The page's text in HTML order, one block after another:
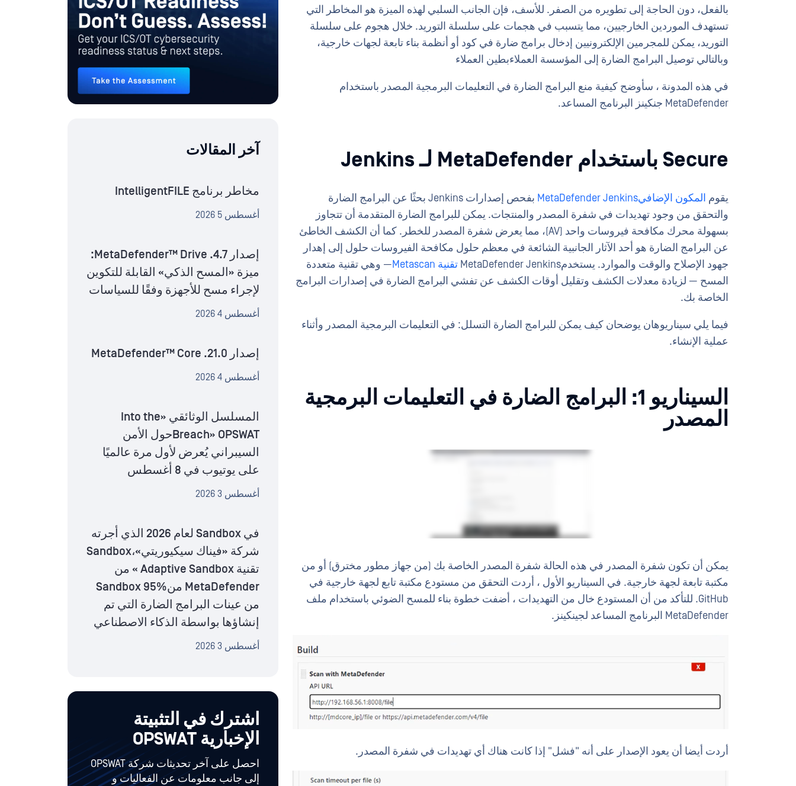
بالفعل، دون الحاجة إلى تطويره من الصفر. للأسف، فإن الجانب السلبي لهذه الميزة هو المخاطر التي
تستهدف الموردين الخارجيين، مما يتسبب في هجمات على سلسلة التوريد. خلال هجوم على سلسلة
التوريد، يمكن للمجرمين الإلكترونيين إدخال برامج ضارة في كود أو أنظمة بناء تابعة لجهات خارجية،
وبالتالي توصيل البرامج الضارة إلى المؤسسة العملاءبطين العملاء
في هذه المدونة ، سأوضح كيفية منع البرامج الضارة في التعليمات البرمجية المصدر باستخدام
MetaDefender جنكينز البرنامج المساعد.
Secure باستخدام MetaDefender لـ Jenkins
يقوم المكون الإضافيMetaDefender Jenkins
بفحص إصدارات Jenkins بحثًا عن البرامج الضارة
والتحقق من وجود تهديدات في شفرة المصدر والمنتجات. يمكن للبرامج الضارة المتقدمة أن تتجاوز
بسهولة محرك مكافحة فيروسات واحد (AV)، مما يعرض شفرة المصدر للخطر. كما أن الكشف الخاطئ
عن البرامج الضارة هو أحد الآثار الجانبية الشائعة في معظم حلول مكافحة الفيروسات حلول إلى إهدار
جهود الإصلاح والوقت والموارد. يستخدمMetaDefender Jenkins
تقنية Metascan
— وهي تقنية متعددة
المسح — لزيادة معدلات الكشف وتقليل أوقات الكشف عن تفشي البرامج الضارة في إصدارات البرامج
الخاصة بك.
فيما يلي سيناريوهان يوضحان كيف يمكن للبرامج الضارة التسلل: في التعليمات البرمجية المصدر وأثناء
عملية الإنشاء.
السيناريو 1: البرامج الضارة في التعليمات البرمجية
المصدر
يمكن أن تكون شفرة المصدر في هذه الحالة شفرة المصدر الخاصة بك (من جهاز مطور مخترق) أو من
مكتبة تابعة لجهة خارجية. في السيناريو الأول ، أردت التحقق من مستودع مكتبة تابع لجهة خارجية في
GitHub. للتأكد من أن المستودع خال من التهديدات ، أضفت خطوة بناء للمسح الضوئي باستخدام ملف
MetaDefender البرنامج المساعد لجينكينز.
أردت أيضا أن يعود الإصدار على أنه "فشل" إذا كانت هناك أي تهديدات في شفرة المصدر.
آخر المقالات
مخاطر برنامج IntelligentFILE
أغسطس 5 2026
إصدار MetaDefender™ Drive .4.7:
ميزة «المسح الذكي» القابلة للتكوين
لإجراء مسح للأجهزة وفقًا للسياسات
أغسطس 4 2026
إصدار MetaDefender™ Core .21.0
أغسطس 4 2026
المسلسل الوثائقي «Into the
Breach» OPSWATحول الأمن
السيبراني يُعرض لأول مرة عالميًا
على يوتيوب في 8 أغسطس
أغسطس 3 2026
في Sandbox لعام 2026 الذي أجرته
شركة «فيناك سيكيوريتي»،Sandbox
تقنية Adaptive Sandbox » من
MetaDefender منSandbox 95%
من عينات البرامج الضارة التي تم
إنشاؤها بواسطة الذكاء الاصطناعي
أغسطس 3 2026
اشترك في التثبيتة
الإخبارية OPSWAT
احصل على آخر تحديثات شركة OPSWAT
إلى جانب معلومات عن الفعاليات و